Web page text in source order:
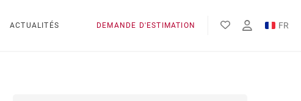
ACTUALITÉS DEMANDE D'ESTIMATION FR
EN